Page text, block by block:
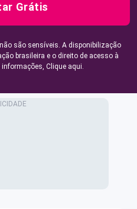
Grátis
são sensíveis. A disponibilização
brasileira e o direito de acesso à
Clique aqui.